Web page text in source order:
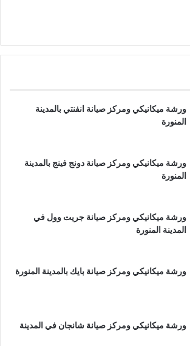
ورشة ميكانيكي ومركز صيانة انفنتي بالمدينة
المنورة
ورشة ميكانيكي ومركز صيانة دونج فينج بالمدينة
المنورة
ورشة ميكانيكي ومركز صيانة جريت وول في
المدينة المنورة
ورشة ميكانيكي ومركز صيانة بايك بالمدينة المنورة
ورشة ميكانيكي ومركز صيانة شانجان في المدينة